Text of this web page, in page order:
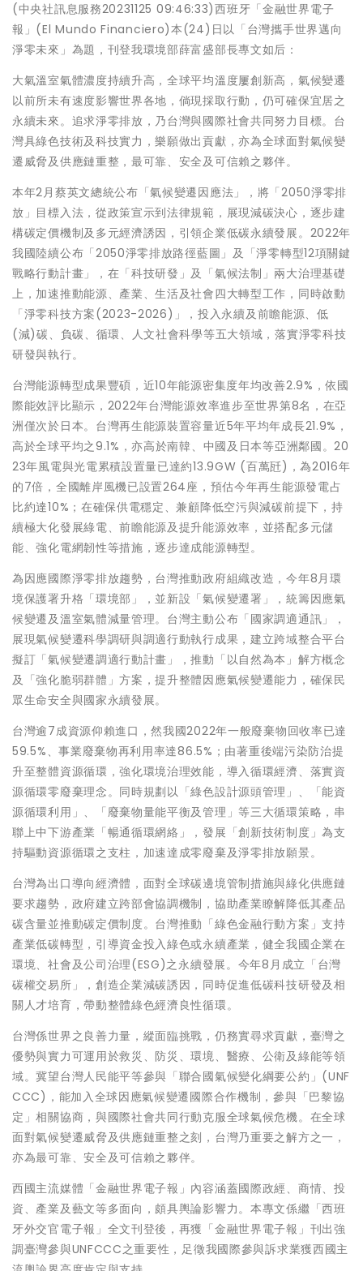
(中央社訊息服務20231125 09:46:33)西班牙「金融世界電子
報」(El Mundo Financiero)本(24)日以「台灣攜手世界邁向
淨零未來」為題，刊登我環境部薛富盛部長專文如后：
大氣溫室氣體濃度持續升高，全球平均溫度屢創新高，氣候變遷
以前所未有速度影響世界各地，倘現採取行動，仍可確保宜居之
永續未來。追求淨零排放，乃台灣與國際社會共同努力目標。台
灣具綠色技術及科技實力，樂願做出貢獻，亦為全球面對氣候變
遷威脅及供應鏈重整，最可靠、安全及可信賴之夥伴。
本年2月蔡英文總統公布「氣候變遷因應法」，將「2050淨零排
放」目標入法，從政策宣示到法律規範，展現減碳決心，逐步建
構碳定價機制及多元經濟誘因，引領企業低碳永續發展。2022年
我國陸續公布「2050淨零排放路徑藍圖」及「淨零轉型12項關鍵
戰略行動計畫」，在「科技研發」及「氣候法制」兩大治理基礎
上，加速推動能源、產業、生活及社會四大轉型工作，同時啟動
「淨零科技方案(2023-2026)」，投入永續及前瞻能源、低
(減)碳、負碳、循環、人文社會科學等五大領域，落實淨零科技
研發與執行。
台灣能源轉型成果豐碩，近10年能源密集度年均改善2.9%，依國
際能效評比顯示，2022年台灣能源效率進步至世界第8名，在亞
洲僅次於日本。台灣再生能源裝置容量近5年平均年成長21.9%，
高於全球平均之9.1%，亦高於南韓、中國及日本等亞洲鄰國。20
23年風電與光電累積設置量已達約13.9GW (百萬瓩)，為2016年
的7倍，全國離岸風機已設置264座，預估今年再生能源發電占
比約達10%；在確保供電穩定、兼顧降低空污與減碳前提下，持
續極大化發展綠電、前瞻能源及提升能源效率，並搭配多元儲
能、強化電網韌性等措施，逐步達成能源轉型。
為因應國際淨零排放趨勢，台灣推動政府組織改造，今年8月環
境保護署升格「環境部」，並新設「氣候變遷署」，統籌因應氣
候變遷及溫室氣體減量管理。台灣主動公布「國家調適通訊」，
展現氣候變遷科學調研與調適行動執行成果，建立跨域整合平台
擬訂「氣候變遷調適行動計畫」，推動「以自然為本」解方概念
及「強化脆弱群體」方案，提升整體因應氣候變遷能力，確保民
眾生命安全與國家永續發展。
台灣逾7成資源仰賴進口，然我國2022年一般廢棄物回收率已達
59.5%、事業廢棄物再利用率達86.5%；由著重後端污染防治提
升至整體資源循環，強化環境治理效能，導入循環經濟、落實資
源循環零廢棄理念。同時規劃以「綠色設計源頭管理」、「能資
源循環利用」、「廢棄物量能平衡及管理」等三大循環策略，串
聯上中下游產業「暢通循環網絡」，發展「創新技術制度」為支
持驅動資源循環之支柱，加速達成零廢棄及淨零排放願景。
台灣為出口導向經濟體，面對全球碳邊境管制措施與綠化供應鏈
要求趨勢，政府建立跨部會協調機制，協助產業瞭解降低其產品
碳含量並推動碳定價制度。台灣推動「綠色金融行動方案」支持
產業低碳轉型，引導資金投入綠色或永續產業，健全我國企業在
環境、社會及公司治理(ESG)之永續發展。今年8月成立「台灣
碳權交易所」，創造企業減碳誘因，同時促進低碳科技研發及相
關人才培育，帶動整體綠色經濟良性循環。
台灣係世界之良善力量，縱面臨挑戰，仍務實尋求貢獻，臺灣之
優勢與實力可運用於救災、防災、環境、醫療、公衛及綠能等領
域。冀望台灣人民能平等參與「聯合國氣候變化綱要公約」(UNF
CCC)，能加入全球因應氣候變遷國際合作機制，參與「巴黎協
定」相關協商，與國際社會共同行動克服全球氣候危機。在全球
面對氣候變遷威脅及供應鏈重整之刻，台灣乃重要之解方之一，
亦為最可靠、安全及可信賴之夥伴。
西國主流媒體「金融世界電子報」內容涵蓋國際政經、商情、投
資、產業及藝文等多面向，頗具輿論影響力。本專文係繼「西班
牙外交官電子報」全文刊登後，再獲「金融世界電子報」刊出強
調臺灣參與UNFCCC之重要性，足徵我國際參與訴求業獲西國主